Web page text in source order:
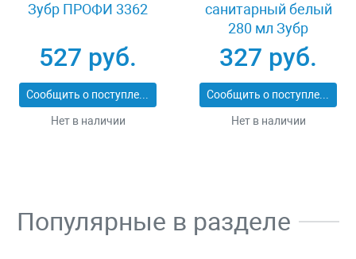
Зубр ПРОФИ 3362
527 руб.
Сообщить о поступлении
Нет в наличии
санитарный белый
280 мл Зубр
ЭКСПЕРТ 41235-0
327 руб.
Сообщить о поступлении
Нет в наличии
Популярные в разделе